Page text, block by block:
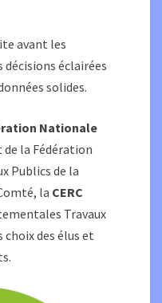
avant les
décisions éclairées
solides.
Nationale
de la Fédération
Publics de la
la CERC
Travaux
des élus et